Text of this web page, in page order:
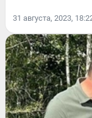
31 августа, 2023,